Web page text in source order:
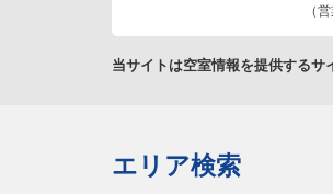
（
当サイトは空室情報を提供するサ
エリア検索